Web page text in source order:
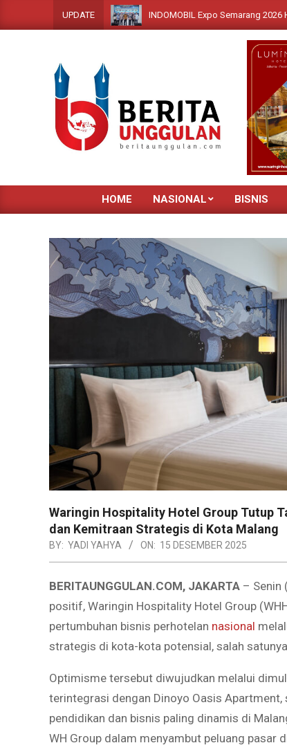
to
UPDATEINDOMOBIL Expo Semarang 2026 Hadirkan
HOME NASIONAL BISNIS
Waringin Hospitality Hotel Group Tutup
dan Kemitraan Strategis di Kota Malang
BY: YADI YAHYA ON: 15 DESEMBER 2025
BERITAUNGGULAN.COM, JAKARTA – Senin
positif, Waringin Hospitality Hotel Group
pertumbuhan bisnis perhotelan nasional
strategis di kota-kota potensial, salah
Optimisme tersebut diwujudkan melalui
terintegrasi dengan Dinoyo Oasis
pendidikan dan bisnis paling dinamis di
WH Group dalam menyambut peluang pasar